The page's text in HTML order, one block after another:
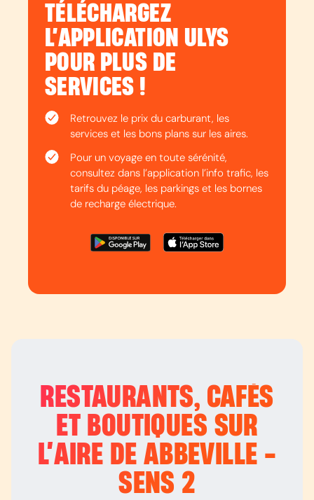
TÉLÉCHARGEZ
L’APPLICATION ULYS
POUR PLUS DE
SERVICES !
Retrouvez le prix du carburant, les
services et les bons plans sur les aires.
Pour un voyage en toute sérénité,
consultez dans l’application l’info trafic, les
tarifs du péage, les parkings et les bornes
de recharge électrique.
RESTAURANTS, CAFÉS
ET BOUTIQUES SUR
L’AIRE DE ABBEVILLE -
SENS 2